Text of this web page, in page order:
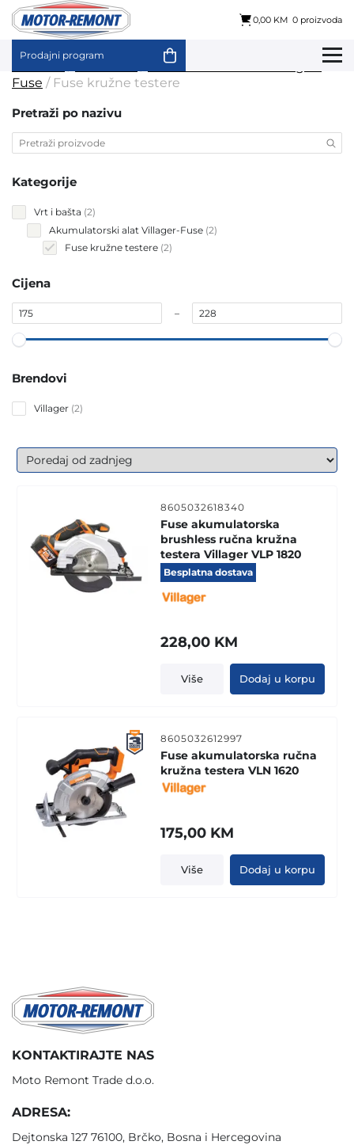
content
0,00 KM 0 proizvoda
Prodajni program
Početna Vrt i bašta
Akumulatorski alat Villager-
Fuse / Fuse kružne testere
Pretraži po nazivu
Kategorije
Vrt i bašta 22
Akumulatorski alat Villager-Fuse 22
Fuse kružne testere 22
Cijena
–
Brendovi
Villager 22
8605032618340
Fuse akumulatorska
brushless ručna kružna
testera Villager VLP 1820
Besplatna dostava
228,00 KM
Više Dodaj u korpu
8605032612997
Fuse akumulatorska ručna
kružna testera VLN 1620
175,00 KM
Više Dodaj u korpu
KONTAKTIRAJTE NAS
Moto Remont Trade d.o.o.
ADRESA:
Dejtonska 127 76100, Brčko, Bosna i Hercegovina